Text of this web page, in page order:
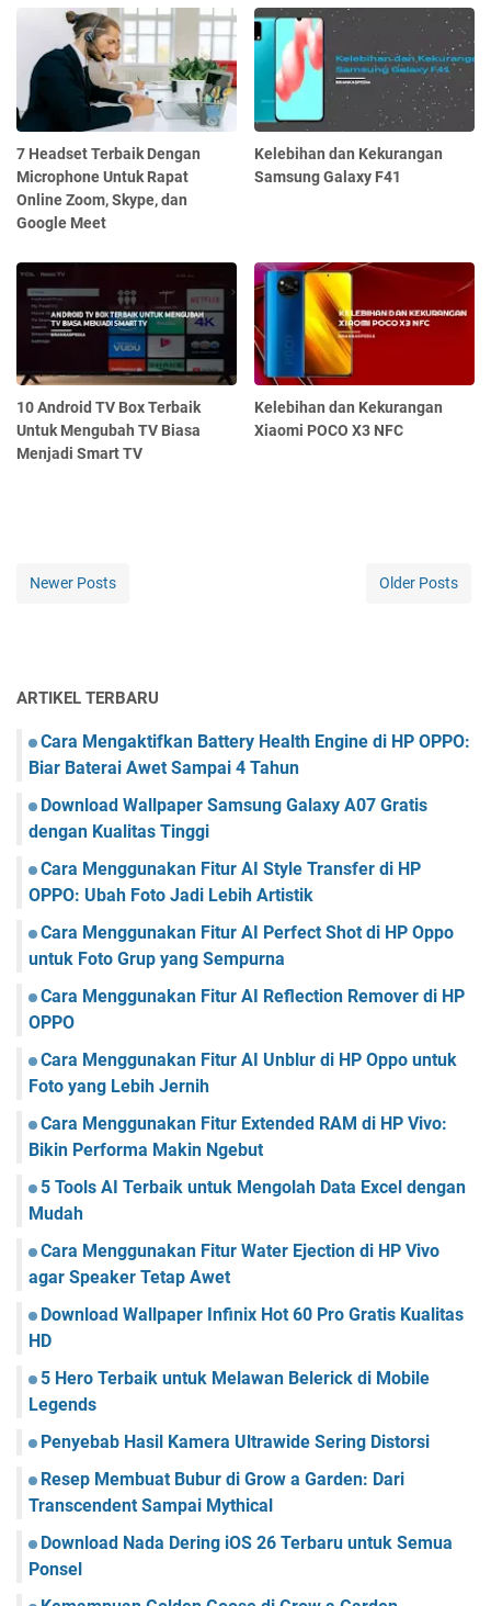
7 Headset Terbaik Dengan
Microphone Untuk Rapat
Online Zoom, Skype, dan
Google Meet
Kelebihan dan Kekurangan
Samsung Galaxy F41
10 Android TV Box Terbaik
Untuk Mengubah TV Biasa
Menjadi Smart TV
Kelebihan dan Kekurangan
Xiaomi POCO X3 NFC
Newer Posts Older Posts
ARTIKEL TERBARU
Cara Mengaktifkan Battery Health Engine di HP OPPO:
Biar Baterai Awet Sampai 4 Tahun
Download Wallpaper Samsung Galaxy A07 Gratis
dengan Kualitas Tinggi
Cara Menggunakan Fitur AI Style Transfer di HP
OPPO: Ubah Foto Jadi Lebih Artistik
Cara Menggunakan Fitur AI Perfect Shot di HP Oppo
untuk Foto Grup yang Sempurna
Cara Menggunakan Fitur AI Reflection Remover di HP
OPPO
Cara Menggunakan Fitur AI Unblur di HP Oppo untuk
Foto yang Lebih Jernih
Cara Menggunakan Fitur Extended RAM di HP Vivo:
Bikin Performa Makin Ngebut
5 Tools AI Terbaik untuk Mengolah Data Excel dengan
Mudah
Cara Menggunakan Fitur Water Ejection di HP Vivo
agar Speaker Tetap Awet
Download Wallpaper Infinix Hot 60 Pro Gratis Kualitas
HD
5 Hero Terbaik untuk Melawan Belerick di Mobile
Legends
Penyebab Hasil Kamera Ultrawide Sering Distorsi
Resep Membuat Bubur di Grow a Garden: Dari
Transcendent Sampai Mythical
Download Nada Dering iOS 26 Terbaru untuk Semua
Ponsel